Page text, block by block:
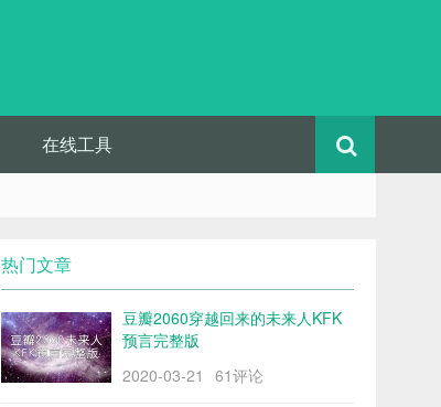
在线工具
热门文章
豆瓣2060穿越回来的未来人KFK
预言完整版
2020-03-21
61评论